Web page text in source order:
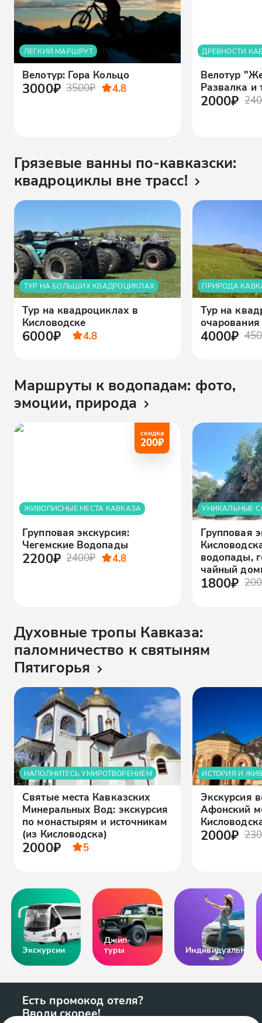
ЛЕГКИЙ МАРШРУТ
Велотур: Гора Кольцо
3000₽ 3500₽ 4.8
ДРЕВНОСТИ
Велотур
Развалка и
2000₽
Грязевые ванны по-кавказски:
квадроциклы вне трасс!
ТУР НА БОЛЬШИХ КВАДРОЦИКЛАХ
Тур на квадроциклах в
Кисловодске
6000₽ 4.8
ПРИРОДА
Тур на
очарования
4000₽
Маршруты к водопадам: фото,
эмоции, природа
скидка
200₽
ЖИВОПИСНЫЕ МЕСТА КАВКАЗА
Групповая экскурсия:
Чегемские Водопады
2200₽ 2400₽ 4.8
УНИКАЛЬНЫЕ
Групповая
водопады,
чайный
1800₽
Духовные тропы Кавказа:
паломничество к святыням
Пятигорья
НАПОЛНИТЕСЬ УМИРОТВОРЕНИЕМ
Святые места Кавказских
Минеральных Вод: экскурсия
по монастырям и источникам
(из Кисловодска)
2000₽ 5
ИСТОРИЯ И
Экскурсия
Афонский
2000₽
Экскурсии
Джип-
туры
Индивидуальные
Есть промокод отеля?
Вводи скорее!